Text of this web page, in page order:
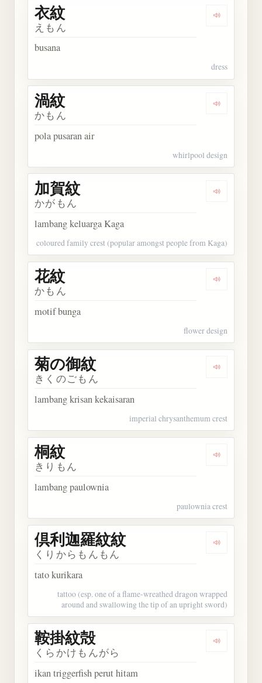
Dengarkan
衣紋
えもん
busana
dress
Dengarkan
渦紋
かもん
pola pusaran air
whirlpool design
Dengarkan
加賀紋
かがもん
lambang keluarga Kaga
coloured family crest (popular amongst people from Kaga)
Dengarkan
花紋
かもん
motif bunga
flower design
Dengarkan
菊の御紋
きくのごもん
lambang krisan kekaisaran
imperial chrysanthemum crest
Dengarkan
桐紋
きりもん
lambang paulownia
paulownia crest
Dengarkan
倶利迦羅紋紋
くりからもんもん
tato kurikara
tattoo (esp. one of a flame-wreathed dragon wrapped
around and swallowing the tip of an upright sword)
Dengarkan
鞍掛紋殻
くらかけもんがら
ikan triggerfish perut hitam